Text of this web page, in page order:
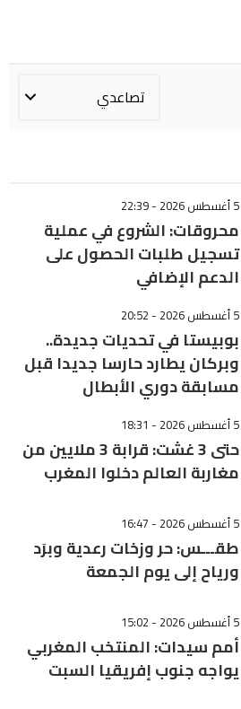
5 أغسطس 2026 - 22:39
محروقات: الشروع في عملية
تسجيل طلبات الحصول على
الدعم الإضافي
5 أغسطس 2026 - 20:52
بوبيستا في تحديات جديدة..
وبركان يطارد حارسا جديدا قبل
مسابقة دوري الأبطال
5 أغسطس 2026 - 18:31
حتى 3 غشت: قرابة 3 ملايين من
مغاربة العالم دخلوا المغرب
5 أغسطس 2026 - 16:47
طقـــس: حر وزخات رعدية وبرَد
ورياح إلى يوم الجمعة
5 أغسطس 2026 - 15:02
أمم سيدات: المنتخب المغربي
يواجه جنوب إفريقيا السبت